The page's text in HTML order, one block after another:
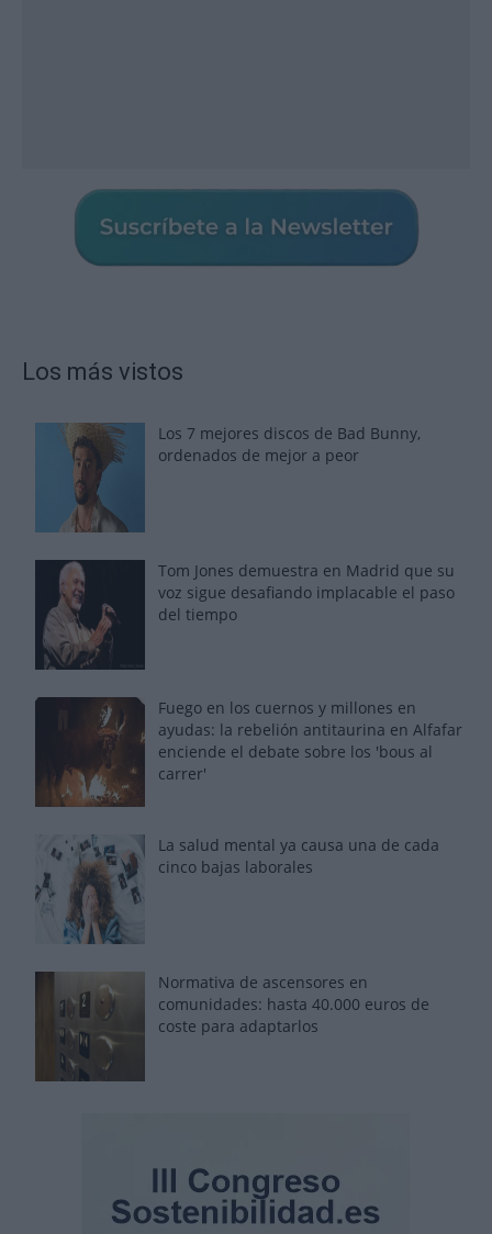
Los más vistos
Los 7 mejores discos de Bad Bunny,
ordenados de mejor a peor
Tom Jones demuestra en Madrid que su
voz sigue desafiando implacable el paso
del tiempo
Fuego en los cuernos y millones en
ayudas: la rebelión antitaurina en Alfafar
enciende el debate sobre los 'bous al
carrer'
La salud mental ya causa una de cada
cinco bajas laborales
Normativa de ascensores en
comunidades: hasta 40.000 euros de
coste para adaptarlos